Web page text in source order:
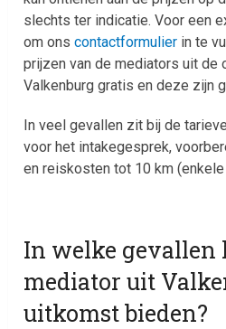
slechts ter indicatie. Voor een
om onscontactformulier in te
prijzen van de mediators uit de
Valkenburg gratis en deze zijn
In veel gevallen zit bij de
voor het intakegesprek,
en reiskosten tot 10 km
In welke gevallen
mediator uit
uitkomst bieden?